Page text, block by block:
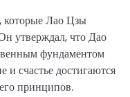
которые Лао Цзы
утверждал, что Дао
фундаментом
и счастье достигаются
принципов.